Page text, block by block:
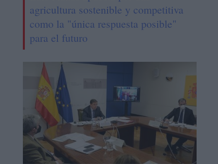
agricultura sostenible y competitiva
como la "única respuesta posible"
para el futuro